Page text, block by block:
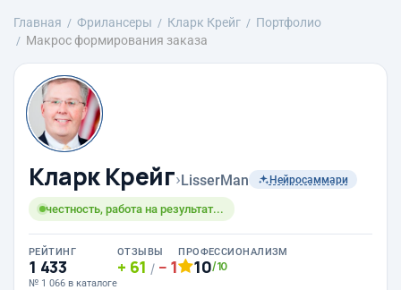
Главная Фрилансеры Кларк Крейг
Портфолио
Макрос формирования заказа
Кларк Крейг›LisserMan Нейросаммари
честность, работа на результат...
РЕЙТИНГ
1 433
№ 1 066 в каталоге
ОТЗЫВЫ
61 / 1
ПРОФЕССИОНАЛИЗМ
10/10